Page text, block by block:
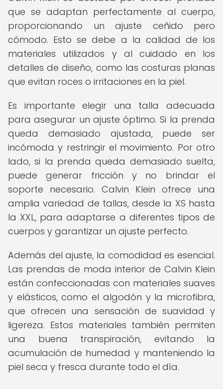
que se adaptan perfectamente al cuerpo,
proporcionando un ajuste ceñido pero
cómodo. Esto se debe a la calidad de los
materiales utilizados y al cuidado en los
detalles de diseño, como las costuras planas
que evitan roces o irritaciones en la piel.
Es importante elegir una talla adecuada
para asegurar un ajuste óptimo. Si la prenda
queda demasiado ajustada, puede ser
incómoda y restringir el movimiento. Por otro
lado, si la prenda queda demasiado suelta,
puede generar fricción y no brindar el
soporte necesario. Calvin Klein ofrece una
amplia variedad de tallas, desde la XS hasta
la XXL, para adaptarse a diferentes tipos de
cuerpos y garantizar un ajuste perfecto.
Además del ajuste, la comodidad es esencial.
Las prendas de moda interior de Calvin Klein
están confeccionadas con materiales suaves
y elásticos, como el algodón y la microfibra,
que ofrecen una sensación de suavidad y
ligereza. Estos materiales también permiten
una buena transpiración, evitando la
acumulación de humedad y manteniendo la
piel seca y fresca durante todo el día.